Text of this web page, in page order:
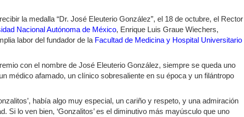
la medalla “Dr. José Eleuterio González”, el 18 de octubre, el Rector
Nacional Autónoma de México, Enrique Luis Graue Wiechers,
labor del fundador de la Facultad de Medicina y Hospital Universitario
con el nombre de José Eleuterio González, siempre se queda uno
médico afamado, un clínico sobresaliente en su época y un filántropo
había algo muy especial, un cariño y respeto, y una admiración
Si lo ven bien, ‘Gonzalitos’ es el diminutivo más mayúsculo que uno